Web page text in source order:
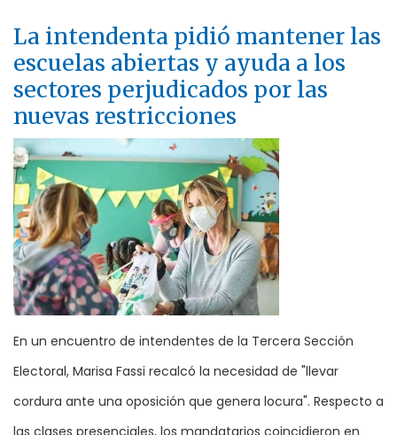
La intendenta pidió mantener las
escuelas abiertas y ayuda a los
sectores perjudicados por las
nuevas restricciones
En un encuentro de intendentes de la Tercera Sección
Electoral, Marisa Fassi recalcó la necesidad de "llevar
cordura ante una oposición que genera locura". Respecto a
las clases presenciales, los mandatarios coincidieron en